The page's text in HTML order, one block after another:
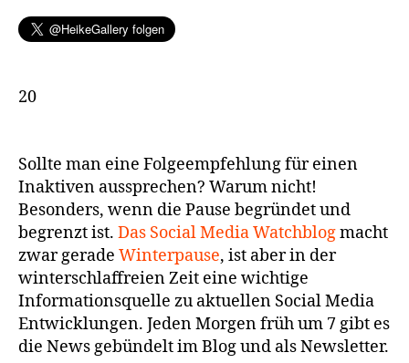
20
Sollte man eine Folgeempfehlung für einen
Inaktiven aussprechen? Warum nicht!
Besonders, wenn die Pause begründet und
begrenzt ist. Das Social Media Watchblogmacht
zwar gerade Winterpause, ist aber in der
winterschlaffreien Zeit eine wichtige
Informationsquelle zu aktuellen Social Media
Entwicklungen. Jeden Morgen früh um 7 gibt es
die News gebündelt im Blog und als Newsletter.